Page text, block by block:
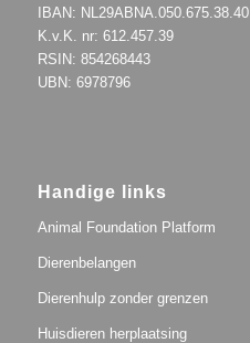
IBAN: NL29ABNA.050.675.38.40
K.v.K. nr: 612.457.39
RSIN: 854268443
UBN: 6978796
Handige links
Animal Foundation Platform
Dierenbelangen
Dierenhulp zonder grenzen
Huisdieren herplaatsing